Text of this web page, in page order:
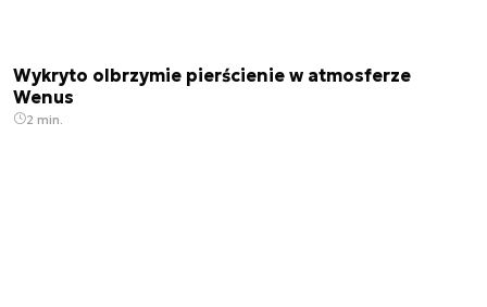
Wykryto olbrzymie pierścienie w atmosferze
Wenus
2 min.